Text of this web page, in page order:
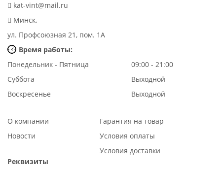
kat-vint@mail.ru
Минск,
ул. Профсоюзная 21, пом. 1А
Время работы:
Понедельник - Пятница
09:00 - 21:00
Суббота
Выходной
Воскресенье
Выходной
О компании
Новости
Гарантия на товар
Условия оплаты
Условия доставки
Реквизиты